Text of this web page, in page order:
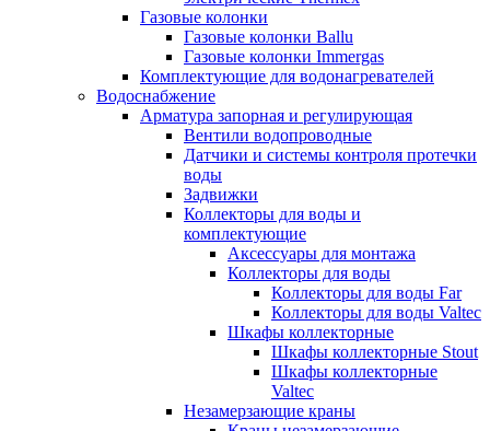
Газовые колонки
Газовые колонки Ballu
Газовые колонки Immergas
Комплектующие для водонагревателей
Водоснабжение
Арматура запорная и регулирующая
Вентили водопроводные
Датчики и системы контроля протечки
воды
Задвижки
Коллекторы для воды и
комплектующие
Аксессуары для монтажа
Коллекторы для воды
Коллекторы для воды Far
Коллекторы для воды Valtec
Шкафы коллекторные
Шкафы коллекторные Stout
Шкафы коллекторные
Valtec
Незамерзающие краны